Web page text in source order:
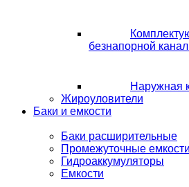
безнапорной
Наружная
Жироуловители
Баки и емкости
Баки расширительные
Промежуточные емкости
Гидроаккумуляторы
Емкости